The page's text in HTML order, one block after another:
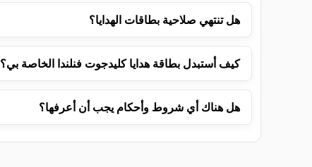
هل تنتهي صلاحية بطاقات الهدايا؟
كيف أستبدل بطاقة هدايا كليدجوت فنلندا الخاصة بي؟
هل هناك أي شروط وأحكام يجب أن أعرفها؟